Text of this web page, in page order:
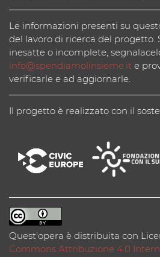
Le informazioni presenti su
del lavoro di ricerca del progetto.
inesatte o incomplete,
info@spendiamolinsieme.it e
verificarle e ad aggiornarle.
Il progetto è realizzato con il
Quest'opera è distribuita con
Commons Attribuzione 4.0